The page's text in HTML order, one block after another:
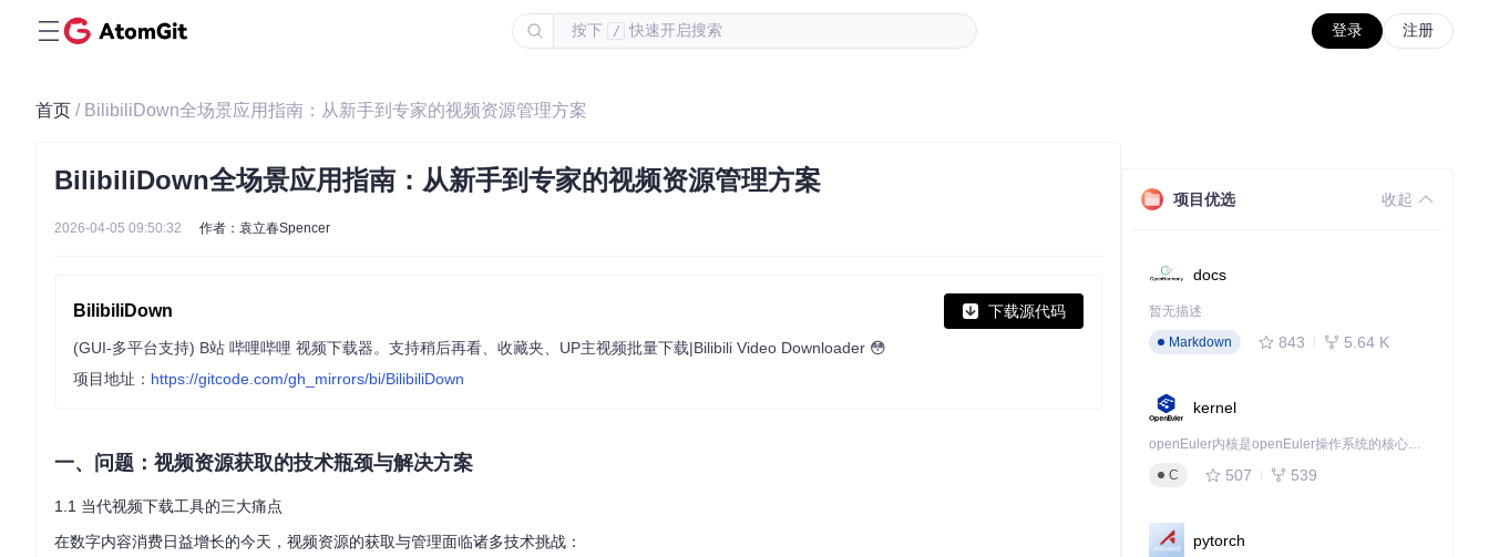
按下 / 快速开启搜索 登录 注册
首页 / BilibiliDown全场景应用指南：从新手到专家的视频资源管理方案
BilibiliDown全场景应用指南：从新手到专家的视频资源管理方案
2026-04-05 09:50:32 作者：袁立春Spencer
BilibiliDown 下载源代码
(GUI-多平台支持) B站 哔哩哔哩 视频下载器。支持稍后再看、收藏夹、UP主视频批量下载|Bilibili Video Downloader 😳
项目地址： https://gitcode.com/gh_mirrors/bi/BilibiliDown
一、问题：视频资源获取的技术瓶颈与解决方案
1.1 当代视频下载工具的三大痛点
在数字内容消费日益增长的今天，视频资源的获取与管理面临诸多技术挑战：
项目优选 收起
docs
暂无描述
Markdown
843 5.64 K
kernel
openEuler内核是openEuler操作系统的核心，既是系统性能与稳定性的基石，也是连接处理器、设备与服务的桥梁。
C
507 539
pytorch